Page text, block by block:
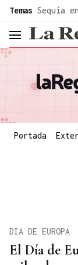
common.go-to-
Temas Sequía
Portada
El Día de
DIA DE EUROPA